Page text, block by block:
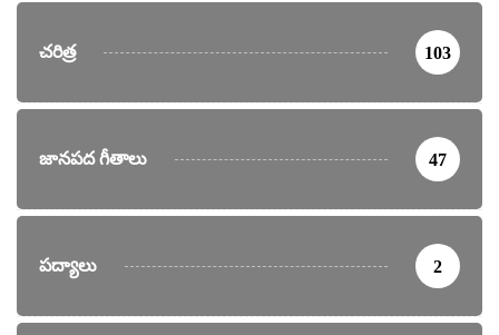
చరిత్ర 103
జానపద గీతాలు 47
పద్యాలు 2